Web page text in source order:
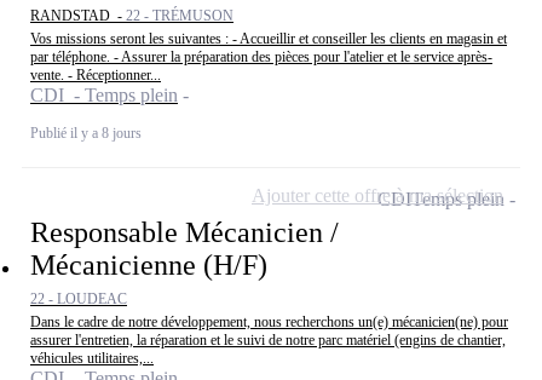
RANDSTAD - 22 - TRÉMUSON
Vos missions seront les suivantes : - Accueillir et conseiller les clients en magasin et
par téléphone. - Assurer la préparation des pièces pour l'atelier et le service après-
vente. - Réceptionner...
CDI - Temps plein
Publié il y a 8 jours
Responsable Mécanicien /
Mécanicienne (H/F)
22 - LOUDEAC
Dans le cadre de notre développement, nous recherchons un(e) mécanicien(ne) pour
assurer l'entretien, la réparation et le suivi de notre parc matériel (engins de chantier,
véhicules utilitaires,...
CDITemps plein
Ajouter cette offre à ma sélection